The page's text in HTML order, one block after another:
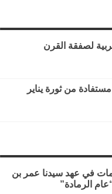
لصفقة القرن
في عهد سيدنا عمر بن
الرمادة”